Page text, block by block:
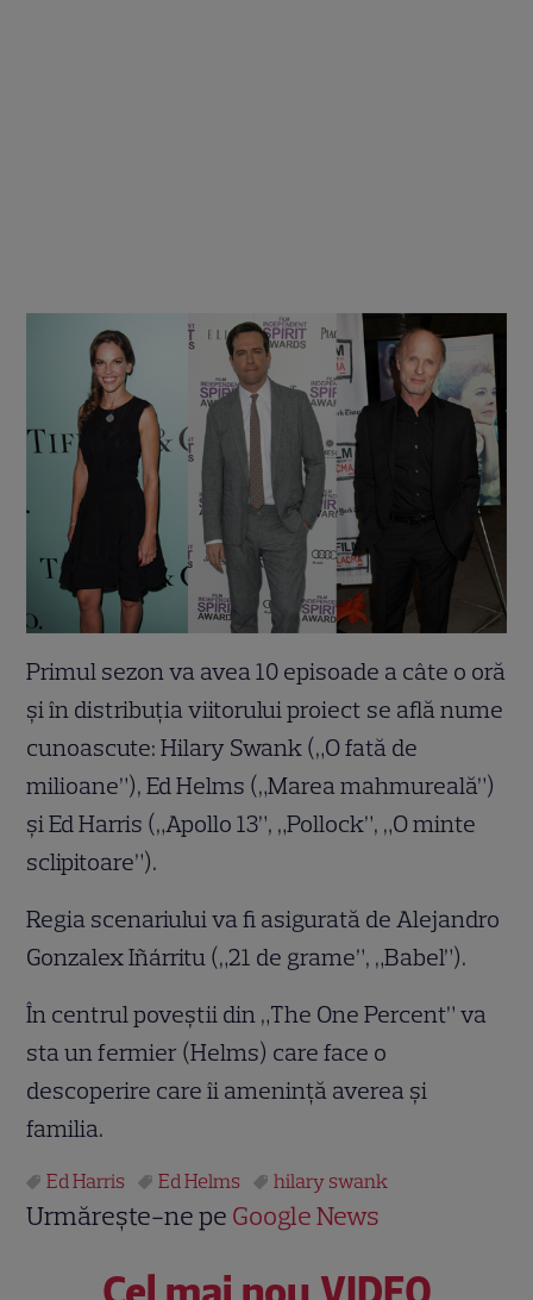
Primul sezon va avea 10 episoade a câte o oră
şi în distribuţia viitorului proiect se află nume
cunoascute: Hilary Swank („O fată de
milioane”), Ed Helms („Marea mahmureală”)
şi Ed Harris („Apollo 13”, „Pollock”, „O minte
sclipitoare”).
Regia scenariului va fi asigurată de Alejandro
Gonzalex Iñárritu („21 de grame”, „Babel”).
În centrul poveştii din „The One Percent” va
sta un fermier (Helms) care face o
descoperire care îi ameninţă averea şi
familia.
Ed Harris Ed Helms hilary swank
Urmărește-ne pe Google News